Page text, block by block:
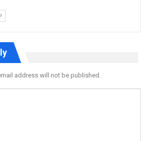
address will not be published.